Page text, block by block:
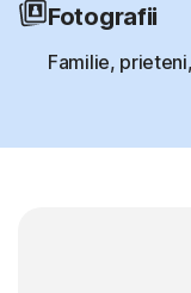
Fotografii
Familie,